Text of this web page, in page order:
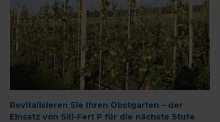
Revitalisieren Sie Ihren Obstgarten – der
Einsatz von Sili-Fert P für die nächste Stufe